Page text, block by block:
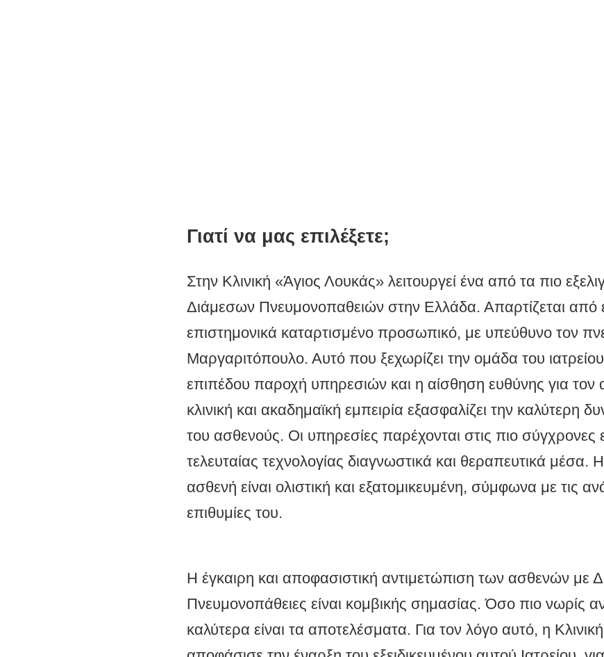
Γιατί να μας επιλέξετε;
Στην Κλινική «Άγιος Λουκάς» λειτουργεί ένα από τα πιο
Διάμεσων Πνευμονοπαθειών στην Ελλάδα. Απαρτίζεται από
επιστημονικά καταρτισμένο προσωπικό, με υπεύθυνο τον
Μαργαριτόπουλο. Αυτό που ξεχωρίζει την ομάδα του
επιπέδου παροχή υπηρεσιών και η αίσθηση ευθύνης για
κλινική και ακαδημαϊκή εμπειρία εξασφαλίζει την καλύτερη
του ασθενούς. Οι υπηρεσίες παρέχονται στις πιο σύγχρονες
τελευταίας τεχνολογίας διαγνωστικά και θεραπευτικά μέσα.
ασθενή είναι ολιστική και εξατομικευμένη, σύμφωνα με τις
επιθυμίες του.
Η έγκαιρη και αποφασιστική αντιμετώπιση των ασθενών με
Πνευμονοπάθειες είναι κομβικής σημασίας. Όσο πιο νωρίς
καλύτερα είναι τα αποτελέσματα. Για τον λόγο αυτό, η